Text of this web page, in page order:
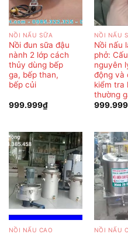
NỒI NẤU SỮA
Nồi đun sữa đậu
nành 2 lớp cách
thủy dùng bếp
ga, bếp than,
bếp củi
999.999₫
NỒI NẤU
Nồi nấu
phở:
nguyên
động và
kiểm tra
thường
999.999
NỒI NẤU CAO NỒI NẤU